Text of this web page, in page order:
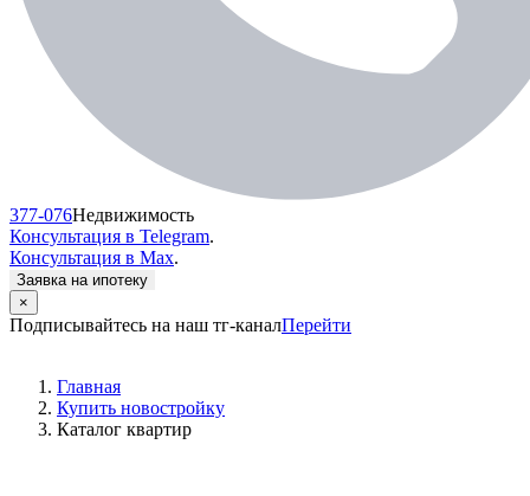
377-076Недвижимость
Консультация в Telegram.
Консультация в Max.
Заявка на ипотеку
×
Подписывайтесь на наш тг-каналПерейти
Главная
Купить новостройку
Каталог квартир